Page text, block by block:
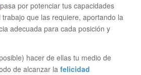
pasa por potenciar tus capacidades
que las requiere, aportando la
adecuada para cada posición y
hacer de ellas tu medio de
de alcanzar la felicidad